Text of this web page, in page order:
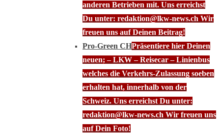
anderen Betrieben mit. Uns erreichst
Du unter: redaktion@lkw-news.ch Wir
freuen uns auf Deinen Beitrag!
Pro-Green CHPräsentiere hier Deinen
neuen; – LKW – Reisecar – Linienbus
welches die Verkehrs-Zulassung soeben
erhalten hat, innerhalb von der
Schweiz. Uns erreichst Du unter:
redaktion@lkw-news.ch Wir freuen uns
auf Dein Foto!